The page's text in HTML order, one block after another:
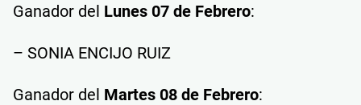
Ganador del Lunes 07 de Febrero:
– SONIA ENCIJO RUIZ
Ganador del Martes 08 de Febrero: